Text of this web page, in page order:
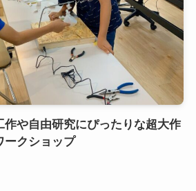
作や自由研究にぴったりな超大作
ークショップ